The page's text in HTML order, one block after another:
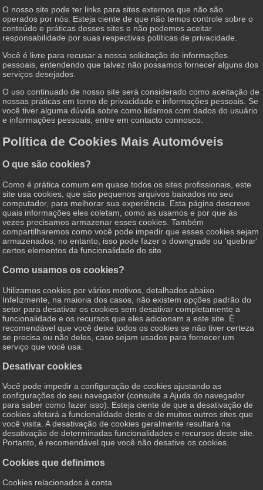
O nosso site pode ter links para sites externos que não são
operados por nós. Esteja ciente de que não temos controle sobre o
conteúdo e práticas desses sites e não podemos aceitar
responsabilidade por suas respectivas políticas de privacidade.
Você é livre para recusar a nossa solicitação de informações
pessoais, entendendo que talvez não possamos fornecer alguns dos
serviços desejados.
O uso continuado de nosso site será considerado como aceitação de
nossas práticas em torno de privacidade e informações pessoais. Se
você tiver alguma dúvida sobre como lidamos com dados do usuário
e informações pessoais, entre em contacto connosco.
Política de Cookies Mais Automóveis
O que são cookies?
Como é prática comum em quase todos os sites profissionais, este
site usa cookies, que são pequenos arquivos baixados no seu
computador, para melhorar sua experiência. Esta página descreve
quais informações eles coletam, como as usamos e por que às
vezes precisamos armazenar esses cookies. Também
compartilharemos como você pode impedir que esses cookies sejam
armazenados, no entanto, isso pode fazer o downgrade ou 'quebrar'
certos elementos da funcionalidade do site.
Como usamos os cookies?
Utilizamos cookies por vários motivos, detalhados abaixo.
Infelizmente, na maioria dos casos, não existem opções padrão do
setor para desativar os cookies sem desativar completamente a
funcionalidade e os recursos que eles adicionam a este site. É
recomendável que você deixe todos os cookies se não tiver certeza
se precisa ou não deles, caso sejam usados ​​para fornecer um
serviço que você usa.
Desativar cookies
Você pode impedir a configuração de cookies ajustando as
configurações do seu navegador (consulte a Ajuda do navegador
para saber como fazer isso). Esteja ciente de que a desativação de
cookies afetará a funcionalidade deste e de muitos outros sites que
você visita. A desativação de cookies geralmente resultará na
desativação de determinadas funcionalidades e recursos deste site.
Portanto, é recomendável que você não desative os cookies.
Cookies que definimos
Cookies relacionados à conta